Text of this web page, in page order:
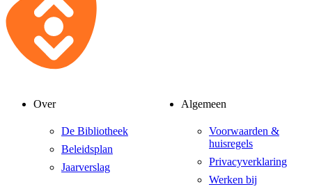
Over
De Bibliotheek
Beleidsplan
Jaarverslag
Algemeen
Voorwaarden &
huisregels
Privacyverklaring
Werken bij